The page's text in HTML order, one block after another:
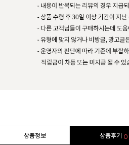
상품정보 상품후기 0